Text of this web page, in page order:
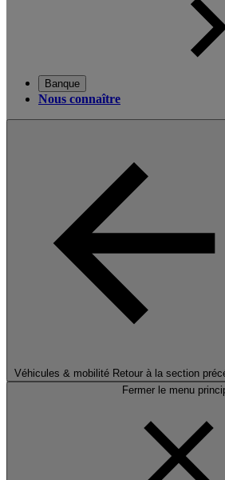
Banque
Nous connaître
Véhicules & mobilité Retour à la section
Fermer le menu